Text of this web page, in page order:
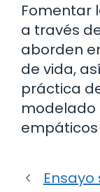
Fomentar
a través
aborden
de vida,
práctica